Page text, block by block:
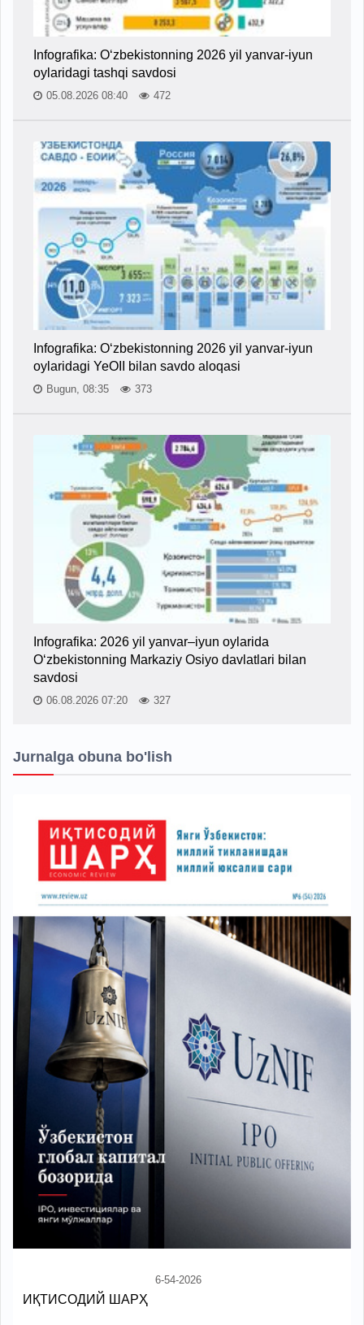
Infografika: O‘zbekistonning 2026 yil yanvar-iyun
oylaridagi tashqi savdosi
05.08.2026 08:40 472
Infografika: O‘zbekistonning 2026 yil yanvar-iyun
oylaridagi YeOII bilan savdo aloqasi
Bugun, 08:35 373
Infografika: 2026 yil yanvar–iyun oylarida
O‘zbekistonning Markaziy Osiyo davlatlari bilan
savdosi
06.08.2026 07:20 327
Jurnalga obuna bo'lish
6-54-2026
ИҚТИСОДИЙ ШАРҲ